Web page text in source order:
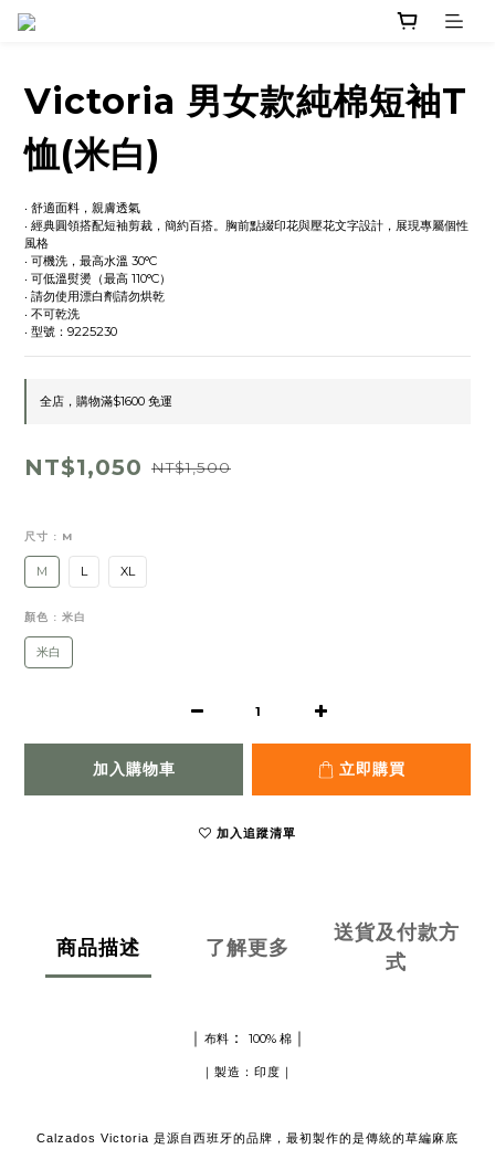
Victoria 男女款純棉短袖T
恤(米白)
‧ 舒適面料，親膚透氣
‧ 經典圓領搭配短袖剪裁，簡約百搭。胸前點綴印花與壓花文字設計，展現專屬個性
風格
‧ 可機洗，最高水溫 30°C
‧ 可低溫熨燙（最高 110°C）
‧ 請勿使用漂白劑請勿烘乾
‧ 不可乾洗
‧ 型號：9225230
全店，購物滿$1600 免運
NT$1,050 NT$1,500
尺寸 : M
M L XL
顏色 : 米白
米白
加入購物車 立即購買
加入追蹤清單
商品描述 了解更多
送貨及付款方
式
｜ 布料： 100% 棉｜
｜製造：印度｜
Calzados Victoria 是源自西班牙的品牌，最初製作的是傳統的草編麻底